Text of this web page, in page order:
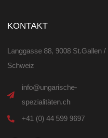
KONTAKT
Langgasse 88, 9008 St.Gallen /
Schweiz
info@ungarische-
spezialitäten.ch
+41 (0) 44 599 9697